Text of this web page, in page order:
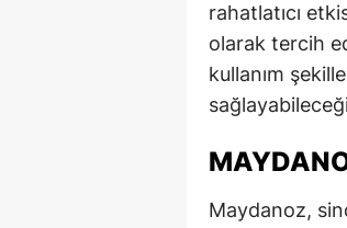
rahatlatıcı
olarak tercih
kullanım
Maydanoz,